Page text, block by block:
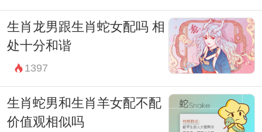
生肖龙男跟生肖蛇女配吗 相
处十分和谐
1397
生肖蛇男和生肖羊女配不配
价值观相似吗